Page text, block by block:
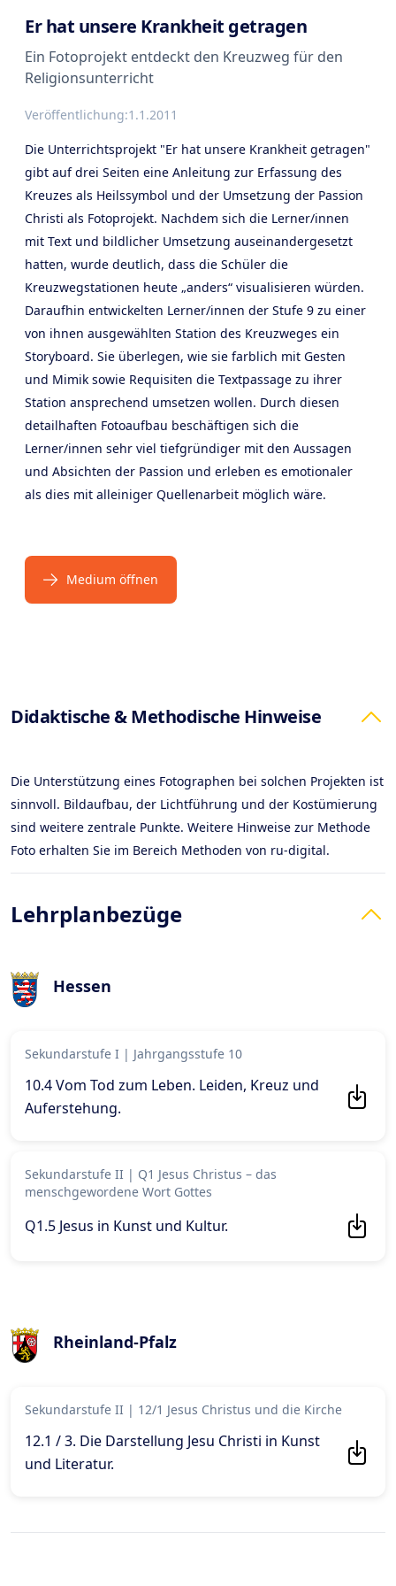
Er hat unsere Krankheit getragen
Ein Fotoprojekt entdeckt den Kreuzweg für den
Religionsunterricht
Veröffentlichung:1.1.2011
Die Unterrichtsprojekt "Er hat unsere Krankheit getragen"
gibt auf drei Seiten eine Anleitung zur Erfassung des
Kreuzes als Heilssymbol und der Umsetzung der Passion
Christi als Fotoprojekt. Nachdem sich die Lerner/innen
mit Text und bildlicher Umsetzung auseinandergesetzt
hatten, wurde deutlich, dass die Schüler die
Kreuzwegstationen heute „anders“ visualisieren würden.
Daraufhin entwickelten Lerner/innen der Stufe 9 zu einer
von ihnen ausgewählten Station des Kreuzweges ein
Storyboard. Sie überlegen, wie sie farblich mit Gesten
und Mimik sowie Requisiten die Textpassage zu ihrer
Station ansprechend umsetzen wollen. Durch diesen
detailhaften Fotoaufbau beschäftigen sich die
Lerner/innen sehr viel tiefgründiger mit den Aussagen
und Absichten der Passion und erleben es emotionaler
als dies mit alleiniger Quellenarbeit möglich wäre.
Medium öffnen
Products
Didaktische & Methodische Hinweise
Die Unterstützung eines Fotographen bei solchen Projekten ist
sinnvoll. Bildaufbau, der Lichtführung und der Kostümierung
sind weitere zentrale Punkte. Weitere Hinweise zur Methode
Foto erhalten Sie im Bereich Methoden von ru-digital.
Lehrplanbezüge
Hessen
Sekundarstufe I | Jahrgangsstufe 10
10.4 Vom Tod zum Leben. Leiden, Kreuz und
Auferstehung.
Sekundarstufe II | Q1 Jesus Christus – das
menschgewordene Wort Gottes
Q1.5 Jesus in Kunst und Kultur.
Rheinland-Pfalz
Sekundarstufe II | 12/1 Jesus Christus und die Kirche
12.1 / 3. Die Darstellung Jesu Christi in Kunst
und Literatur.